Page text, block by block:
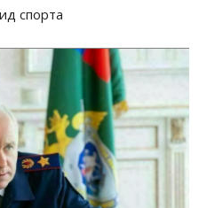
спорта